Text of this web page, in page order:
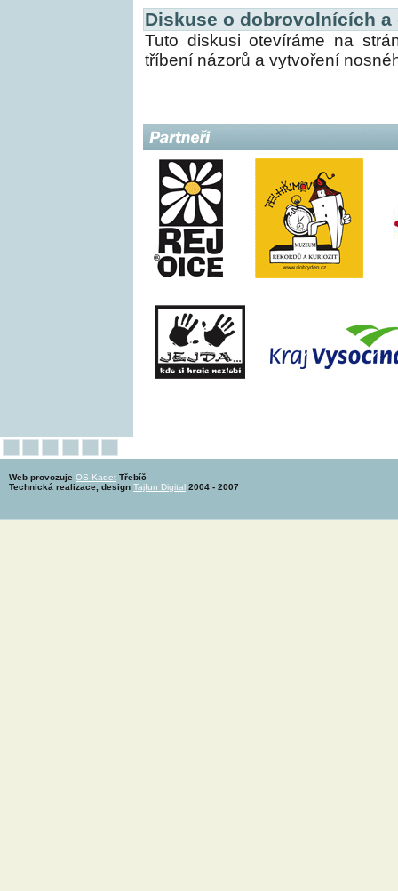
Diskuse o dobrovolnících
Tuto diskusi otevíráme na
tříbení názorů a vytvoření
Web provozuje OS Kadet Třebíč
Technická realizace, design Tajfun Digital 2004 - 2007